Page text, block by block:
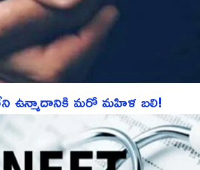
ఉన్మాదానికి మరో మహిళ బలి!